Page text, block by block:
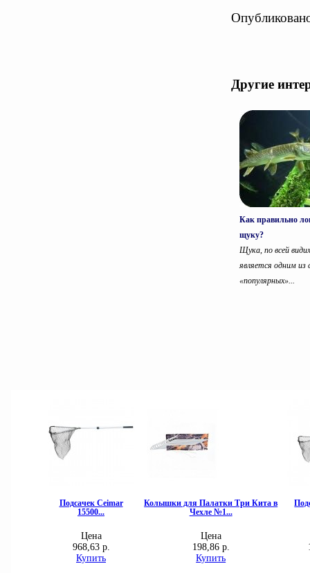
Другие
Как правильно
щуку?
Щука, по всей
является одним из
«популярных»...